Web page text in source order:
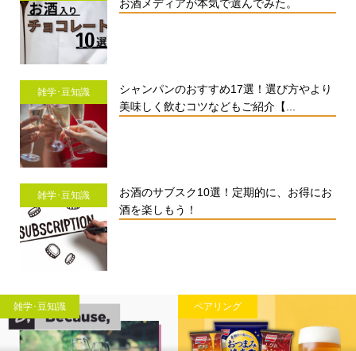
お酒メディアが本気で選んでみた。
雑学･豆知識
シャンパンのおすすめ17選！選び方やより
美味しく飲むコツなどもご紹介【...
雑学･豆知識
お酒のサブスク10選！定期的に、お得にお
酒を楽しもう！
雑学･豆知識 ペアリング